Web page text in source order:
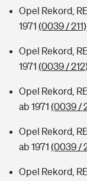
Kinderunfall-
Typklassen: So ist
Sie haben Fragen?
Opel Rekord,
1971 (0039 / 211)
Opel Rekord,
1971 (0039 /
Opel Rekord,
ab 1971 (0039 /
Opel Rekord,
ab 1971 (0039 /
Opel Rekord,